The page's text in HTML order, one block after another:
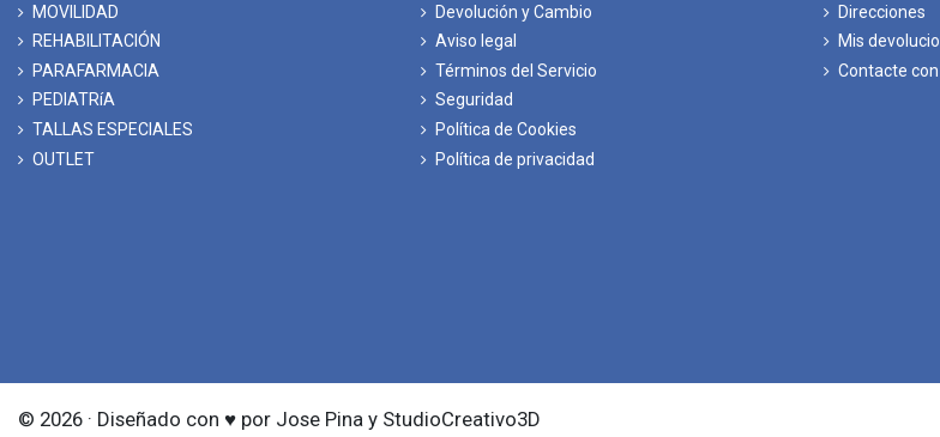
MOVILIDAD
REHABILITACIÓN
PARAFARMACIA
PEDIATRíA
TALLAS ESPECIALES
OUTLET
Devolución y Cambio
Aviso legal
Términos del Servicio
Seguridad
Política de Cookies
Política de privacidad
Direcciones
Mis
Contacte
© 2026 · Diseñado con ♥ por Jose Pina y StudioCreativo3D